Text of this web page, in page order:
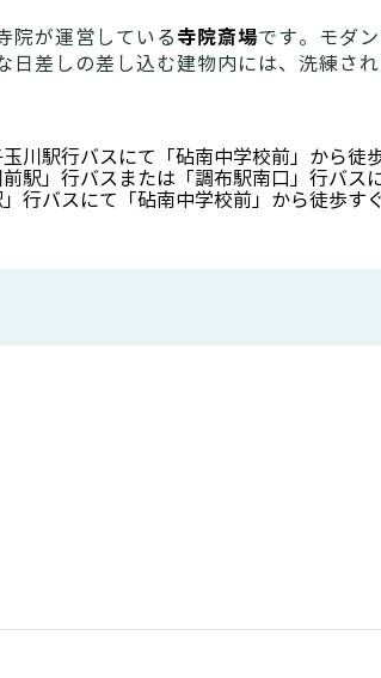
院が運営している 寺院斎場です。モダ
差しの差し込む建物内には、洗練され
川駅行バスにて「砧南中学校前」から徒
駅」行バスまたは「調布駅南口」行バス
行バスにて「砧南中学校前」から徒歩す